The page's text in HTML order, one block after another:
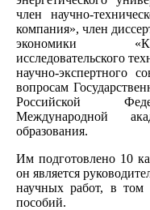
член научно-
компания», член
экономики
исследовательского
научно-экспертного
вопросам
Российской
Международной
образования.
Им подготовлено 10
он является
научных работ, в
пособий.